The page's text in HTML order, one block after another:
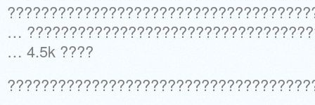
…
… 4.5k ????